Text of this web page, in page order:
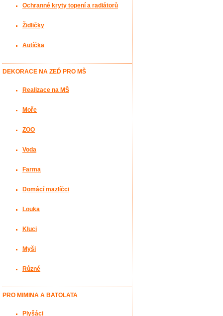
Ochranné kryty topení a radiátorů
Židličky
Autíčka
DEKORACE NA ZEĎ PRO MŠ
Realizace na MŠ
Moře
ZOO
Voda
Farma
Domácí mazlíčci
Louka
Kluci
Myši
Různé
PRO MIMINA A BATOLATA
Plyšáci